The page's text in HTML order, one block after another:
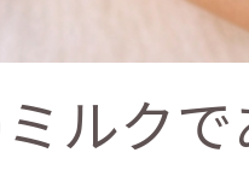
ルク